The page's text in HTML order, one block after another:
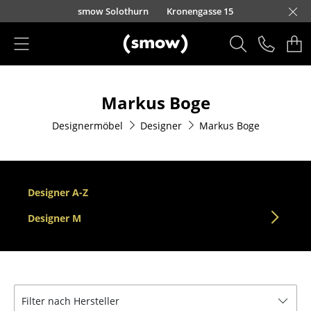
Direkt zum Inhaltsmow Solothurn Kronengasse 15
Esszimmerstühle
Sofas
Sessel
Loungesessel
Barhocker
Markus Boge
Designermöbel Designer Markus Boge
Designer A-Z
Designer M
Filter nach Hersteller